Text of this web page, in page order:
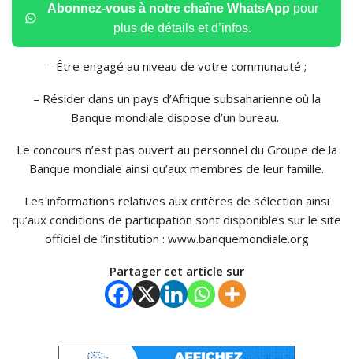
Abonnez-vous à notre chaîne WhatsApp pour
plus de détails et d’infos.
– Être engagé au niveau de votre communauté ;
– Résider dans un pays d’Afrique subsaharienne où la
Banque mondiale dispose d’un bureau.
Le concours n’est pas ouvert au personnel du Groupe de la
Banque mondiale ainsi qu’aux membres de leur famille.
Les informations relatives aux critères de sélection ainsi
qu’aux conditions de participation sont disponibles sur le site
officiel de l’institution : www.banquemondiale.org
Partager cet article sur